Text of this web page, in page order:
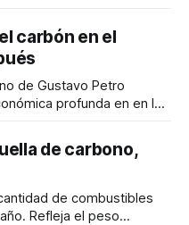
carbón en el
de Gustavo Petro
profunda en en la
de carbono,
de combustibles
Refleja el peso